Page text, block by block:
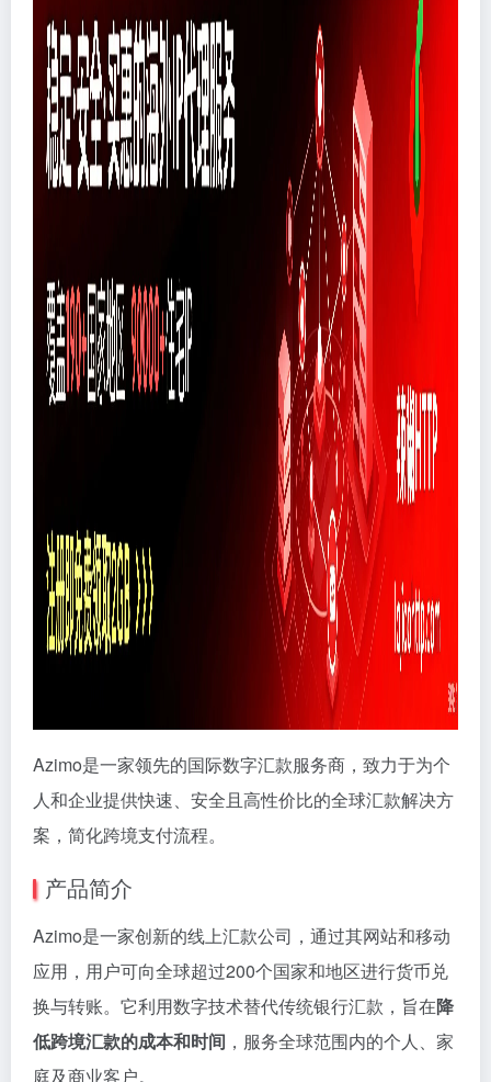
Azimo是一家领先的国际数字汇款服务商，致力于为个
人和企业提供快速、安全且高性价比的全球汇款解决方
案，简化跨境支付流程。
产品简介
Azimo是一家创新的线上汇款公司，通过其网站和移动
应用，用户可向全球超过200个国家和地区进行货币兑
换与转账。它利用数字技术替代传统银行汇款，旨在降
低跨境汇款的成本和时间 ，服务全球范围内的个人、家
庭及商业客户。